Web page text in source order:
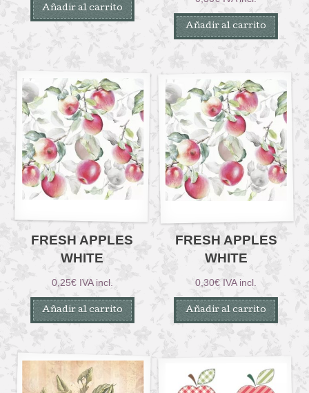
Añadir al carrito
Añadir al carrito
FRESH APPLES
WHITE
0,25€ IVA incl.
Añadir al carrito
FRESH APPLES
WHITE
0,30€ IVA incl.
Añadir al carrito